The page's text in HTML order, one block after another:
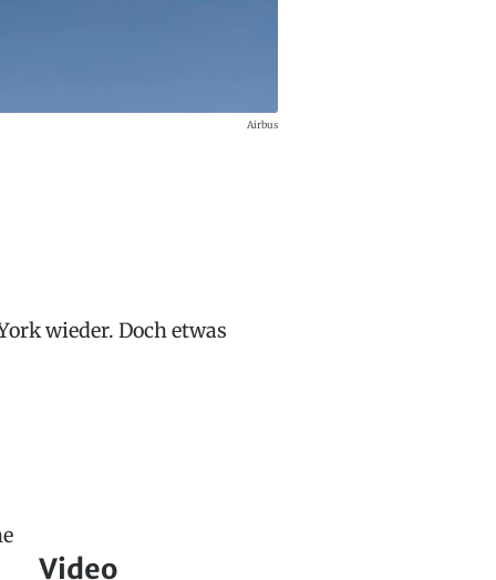
Airbus
wieder. Doch etwas
Video